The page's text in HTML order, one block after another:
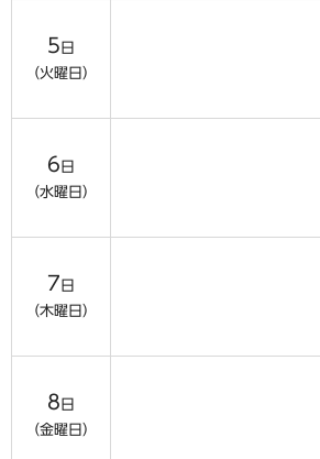
5 日
（火曜日）
6 日
（水曜日）
7 日
（木曜日）
8 日
（金曜日）